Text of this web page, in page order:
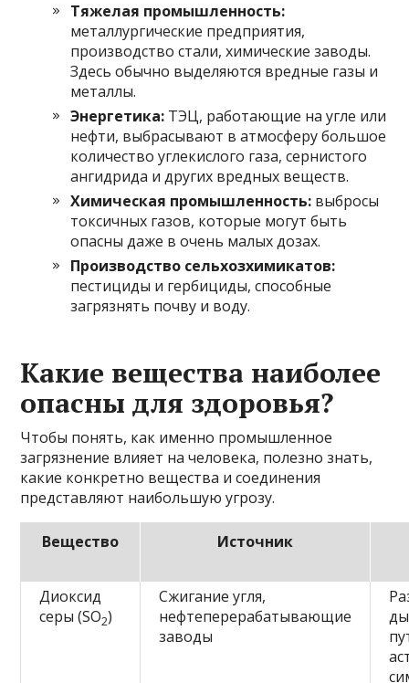
Тяжелая промышленность:
металлургические предприятия,
производство стали, химические заводы.
Здесь обычно выделяются вредные газы и
металлы.
Энергетика: ТЭЦ, работающие на угле или
нефти, выбрасывают в атмосферу большое
количество углекислого газа, сернистого
ангидрида и других вредных веществ.
Химическая промышленность: выбросы
токсичных газов, которые могут быть
опасны даже в очень малых дозах.
Производство сельхозхимикатов:
пестициды и гербициды, способные
загрязнять почву и воду.
Какие вещества наиболее
опасны для здоровья?
Чтобы понять, как именно промышленное
загрязнение влияет на человека, полезно знать,
какие конкретно вещества и соединения
представляют наибольшую угрозу.
Вещество Источник
Диоксид
серы (SO2)
Сжигание угля,
нефтеперерабатывающие
заводы